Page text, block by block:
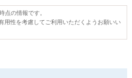
点の情報です。
用性を考慮してご利用いただくようお願いい